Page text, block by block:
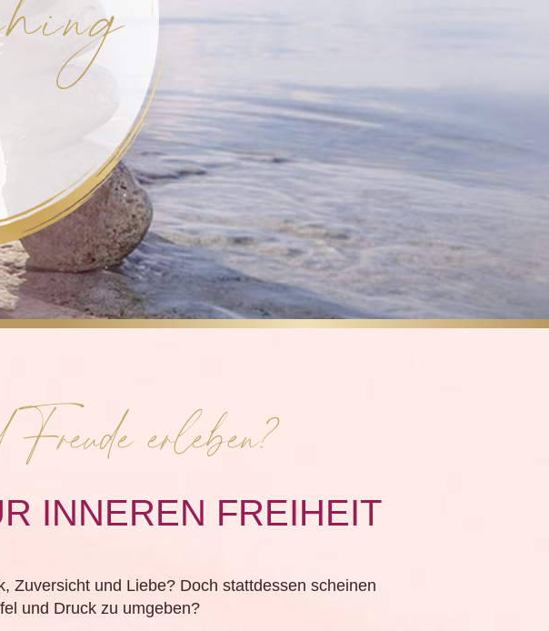
erleben?
INNEREN FREIHEIT
Zuversicht und Liebe? Doch stattdessen scheinen
und Druck zu umgeben?